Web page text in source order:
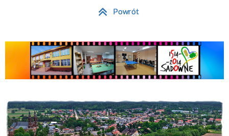
Powrót